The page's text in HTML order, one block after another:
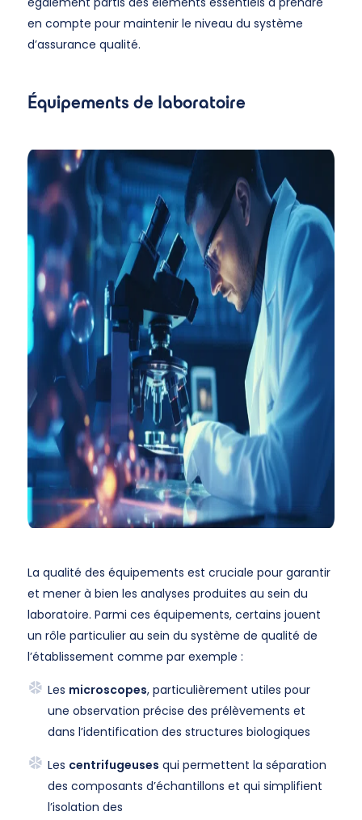
en compte pour maintenir le niveau du système
d’assurance qualité.
Équipements de laboratoire
La qualité des équipements est cruciale pour garantir
et mener à bien les analyses produites au sein du
laboratoire. Parmi ces équipements, certains jouent
un rôle particulier au sein du système de qualité de
l’établissement comme par exemple :
Les microscopes, particulièrement utiles pour
une observation précise des prélèvements et
dans l’identification des structures biologiques
Les centrifugeuses qui permettent la séparation
des composants d’échantillons et qui simplifient
l’isolation des